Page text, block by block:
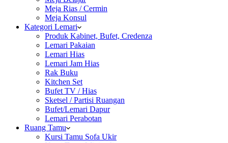
Meja Rias / Cermin
Meja Konsul
Kategori Lemari
Produk Kabinet, Bufet, Credenza
Lemari Pakaian
Lemari Hias
Lemari Jam Hias
Rak Buku
Kitchen Set
Bufet TV / Hias
Sketsel / Partisi Ruangan
Bufet/Lemari Dapur
Lemari Perabotan
Ruang Tamu
Kursi Tamu Sofa Ukir